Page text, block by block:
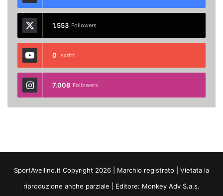
1.553 Followers
0 Iscritti
7.008 Followers
SportAvellino.it Copyright 2026 | Marchio registrato | Vietata la
riproduzione anche parziale | Editore: Monkey Adv S.a.s.